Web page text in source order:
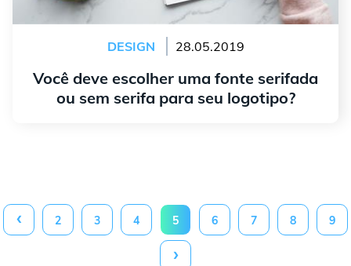
DESIGN 28.05.2019
Você deve escolher uma fonte serifada
ou sem serifa para seu logotipo?
‹ 2 3 4 5 6 7 8 9
›